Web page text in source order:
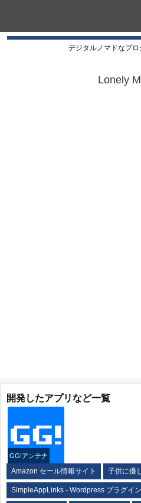
デジタルノマドなプ
Lonely
開発したアプリなど一覧
GG!アンテナ
Amazon セール情報サイト 子供に優
SimpleAppLinks - Wordpress プラグイン